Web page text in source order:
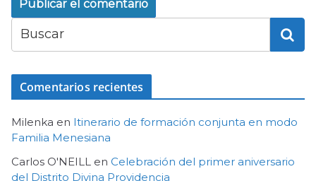
Comentarios recientes
Milenka en Itinerario de formación conjunta en modo
Familia Menesiana
Carlos O'NEILL en Celebración del primer aniversario
del Distrito Divina Providencia